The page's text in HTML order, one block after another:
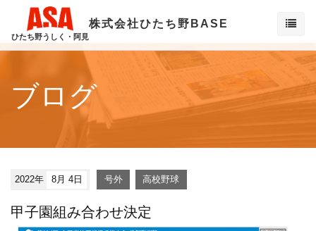
ひたち野うしく・阿見
株式会社ひたち野BASE
ブログ
2022年 8月 4日 号外 高校野球
甲子園組み合わせ決定